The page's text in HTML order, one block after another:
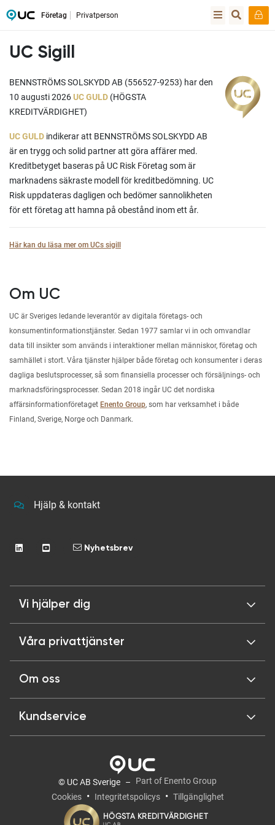
Företag Privatperson
UC Sigill
BENNSTRÖMS SOLSKYDD AB (556527-9253) har den
10 augusti 2026UC GULD (HÖGSTA
KREDITVÄRDIGHET)
UC GULD indikerar att BENNSTRÖMS SOLSKYDD AB
är en trygg och solid partner att göra affärer med.
Kreditbetyget baseras på UC Risk Företag som är
marknadens säkraste modell för kreditbedömning. UC
Risk uppdateras dagligen och bedömer sannolikheten
för ett företag att hamna på obestånd inom ett år.
Här kan du läsa mer om UCs sigill
Om UC
UC är Sveriges ledande leverantör av digitala företags- och
konsumentinformationstjänster. Sedan 1977 samlar vi in och omvandlar
data till insikter som används i interaktioner mellan människor, företag och
samhället i stort. Våra tjänster hjälper både företag och konsumenter i deras
dagliga beslutsprocesser, så som finansiella processer och försäljnings- och
marknadsföringsprocesser. Sedan 2018 ingår UC det nordiska
affärsinformationföretaget Enento Group, som har verksamhet i både
Finland, Sverige, Norge och Danmark.
Hjälp & kontakt
Nyhetsbrev
Vi hjälper dig
Våra privattjänster
Om oss
Kundservice
© UC AB Sverige
Part of Enento Group
Cookies
Integritetspolicys Tillgänglighet